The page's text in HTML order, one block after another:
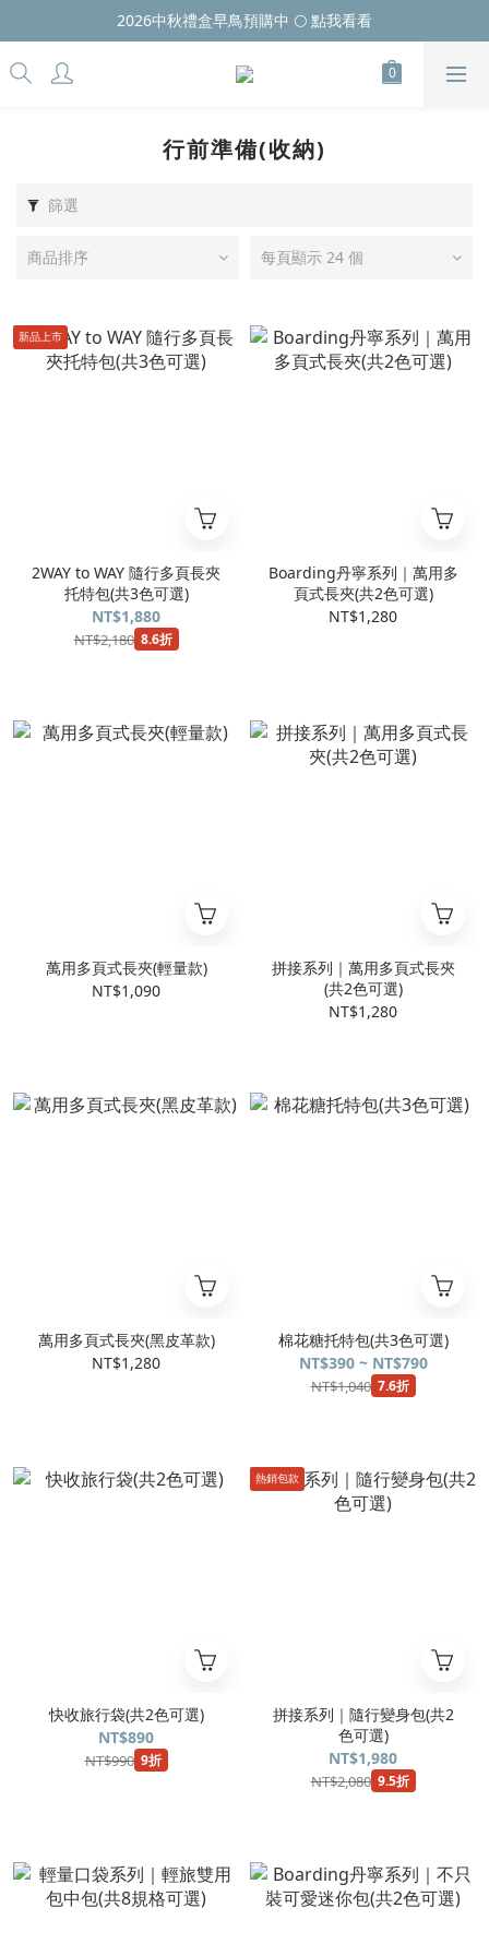
2026中秋禮盒早鳥預購中 🌕 點我看看
行前準備(收納)
篩選
商品排序 每頁顯示 24 個
新品上市
2WAY to WAY 隨行多頁長夾
托特包(共3色可選)
NT$1,880
NT$2,180 8.6折
Boarding丹寧系列｜萬用多
頁式長夾(共2色可選)
NT$1,280
萬用多頁式長夾(輕量款)
NT$1,090
拼接系列｜萬用多頁式長夾
(共2色可選)
NT$1,280
萬用多頁式長夾(黑皮革款)
NT$1,280
棉花糖托特包(共3色可選)
NT$390 ~ NT$790
NT$1,040 7.6折
快收旅行袋(共2色可選)
NT$890
NT$990 9折
熱銷包款
拼接系列｜隨行變身包(共2
色可選)
NT$1,980
NT$2,080 9.5折